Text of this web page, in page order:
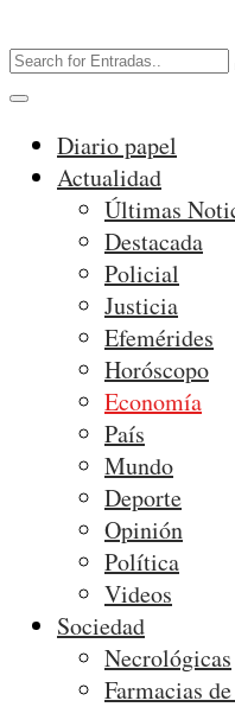
Diario papel
Actualidad
Últimas
Destacada
Policial
Justicia
Efemérides
Horóscopo
Economía
País
Mundo
Deporte
Opinión
Política
Videos
Sociedad
Necrológicas
Farmacias